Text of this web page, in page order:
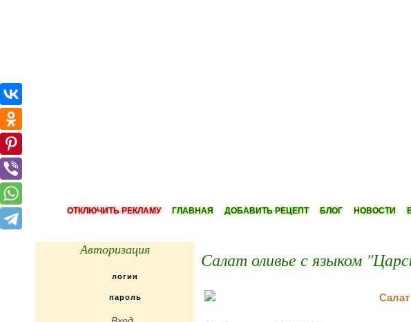
ОТКЛЮЧИТЬ РЕКЛАМУ ГЛАВНАЯ ДОБАВИТЬ РЕЦЕПТ БЛОГ НОВОСТИ
Авторизация Салат оливье с языком